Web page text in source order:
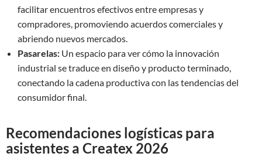
facilitar encuentros efectivos entre empresas y
compradores, promoviendo acuerdos comerciales y
abriendo nuevos mercados.
Pasarelas: Un espacio para ver cómo la innovación
industrial se traduce en diseño y producto terminado,
conectando la cadena productiva con las tendencias del
consumidor final.
Recomendaciones logísticas para
asistentes a Createx 2026